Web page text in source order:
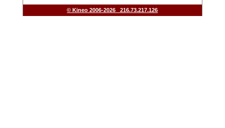
© Kineo 2006-2026 216.73.217.126